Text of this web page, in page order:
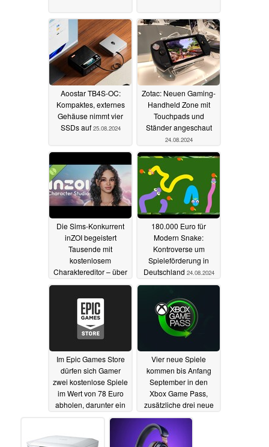
Aoostar TB4S-OC:
Kompaktes, externes
Gehäuse nimmt vier
SSDs auf 25.08.2024
Zotac: Neuen Gaming-
Handheld Zone mit
Touchpads und
Ständer angeschaut
24.08.2024
Die Sims-Konkurrent
inZOI begeistert
Tausende mit
kostenlosem
Charaktereditor – über
18.000 Spieler
24.08.2024
180.000 Euro für
Modern Snake:
Kontroverse um
Spieleförderung in
Deutschland 24.08.2024
Im Epic Games Store
dürfen sich Gamer
zwei kostenlose Spiele
im Wert von 78 Euro
abholen, darunter ein
22.08.2024
Vier neue Spiele
kommen bis Anfang
September in den
Xbox Game Pass,
zusätzliche drei neue
Titel speziell für Core-
Abonnenten